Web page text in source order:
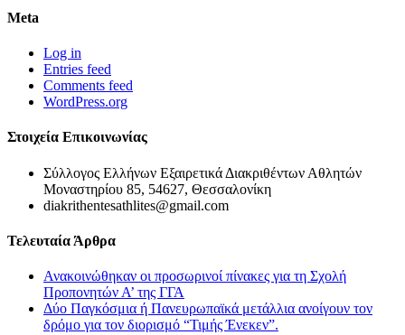
Meta
Log in
Entries feed
Comments feed
WordPress.org
Στοιχεία Επικοινωνίας
Σύλλογος Ελλήνων Εξαιρετικά Διακριθέντων Αθλητών
Μοναστηρίου 85, 54627, Θεσσαλονίκη
diakrithentesathlites@gmail.com
Τελευταία Άρθρα
Ανακοινώθηκαν οι προσωρινοί πίνακες για τη Σχολή
Προπονητών Α’ της ΓΓΑ
Δύο Παγκόσμια ή Πανευρωπαϊκά μετάλλια ανοίγουν τον
δρόμο για τον διορισμό “Τιμής Ένεκεν”.